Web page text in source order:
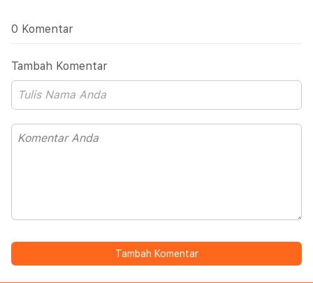
0 Komentar
Tambah Komentar
Tambah Komentar